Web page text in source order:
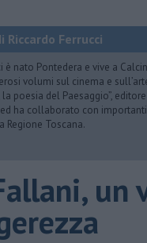
Riccardo Ferrucci
è nato Pontedera e vive a
volumi sul cinema e
poesia del Paesaggio”,
ha collaborato con
Regione Toscana.
un